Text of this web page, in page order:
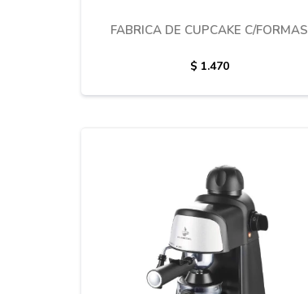
FABRICA DE CUPCAKE C/FORMAS
$ 1.470